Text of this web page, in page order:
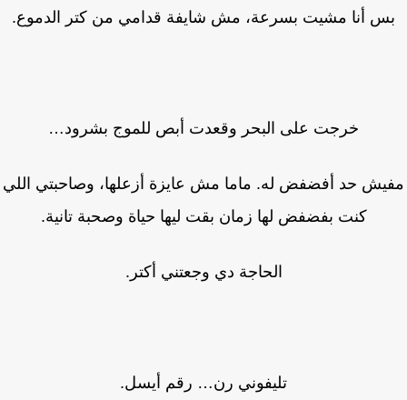
أنا مشيت بسرعة، مش شايفة قدامي من كتر الدموع.
خرجت على البحر وقعدت أبص للموج بشرود…
حد أفضفض له. ماما مش عايزة أزعلها، وصاحبتي اللي
كنت بفضفض لها زمان بقت ليها حياة وصحبة تانية.
الحاجة دي وجعتني أكتر.
تليفوني رن… رقم أيسل.